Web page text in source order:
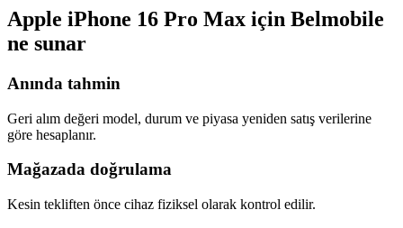
Apple iPhone 16 Pro Max için Belmobile
ne sunar
Anında tahmin
Geri alım değeri model, durum ve piyasa yeniden satış verilerine
göre hesaplanır.
Mağazada doğrulama
Kesin tekliften önce cihaz fiziksel olarak kontrol edilir.